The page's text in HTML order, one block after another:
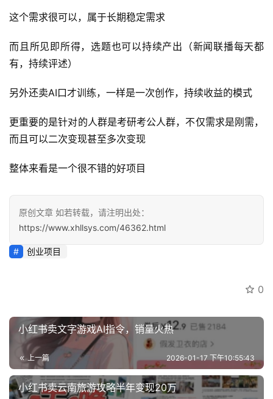
页
业
讯
眼
坑
营
科
创
这个需求很可以，属于长期稳定需求
而且所见即所得，选题也可以持续产出（新闻联播每天都
有，持续评述）
另外还卖AI口才训练，一样是一次创作，持续收益的模式
更重要的是针对的人群是考研考公人群，不仅需求是刚需，
而且可以二次变现甚至多次变现
整体来看是一个很不错的好项目
原创文章 如若转载，请注明出处：
https://www.xhllsys.com/46362.html
创业项目
0
小红书卖文字游戏AI指令，销量火热
上一篇 2026-01-17 下午10:55:43
小红书卖云南旅游攻略半年变现20万